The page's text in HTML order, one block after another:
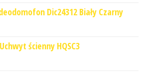
Dic24312 Biały Czarny
ścienny HQSC3